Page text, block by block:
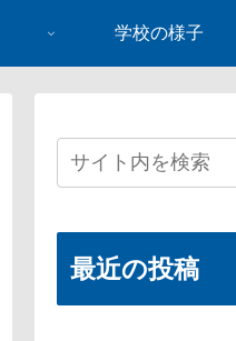
学校の様子
最近の投稿